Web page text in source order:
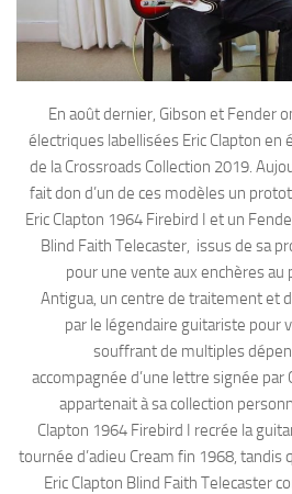
En août dernier, Gibson et Fender
électriques labellisées Eric Clapton en
de la Crossroads Collection 2019.
fait don d’un de ces modèles un
Eric Clapton 1964 Firebird I et un
Blind Faith Telecaster, issus de sa
pour une vente aux enchères au
Antigua, un centre de traitement et
par le légendaire guitariste pour
souffrant de multiples
accompagnée d’une lettre signée par
appartenait à sa collection
Clapton 1964 Firebird I recrée la
tournée d’adieu Cream fin 1968, tandis
Eric Clapton Blind Faith Telecaster